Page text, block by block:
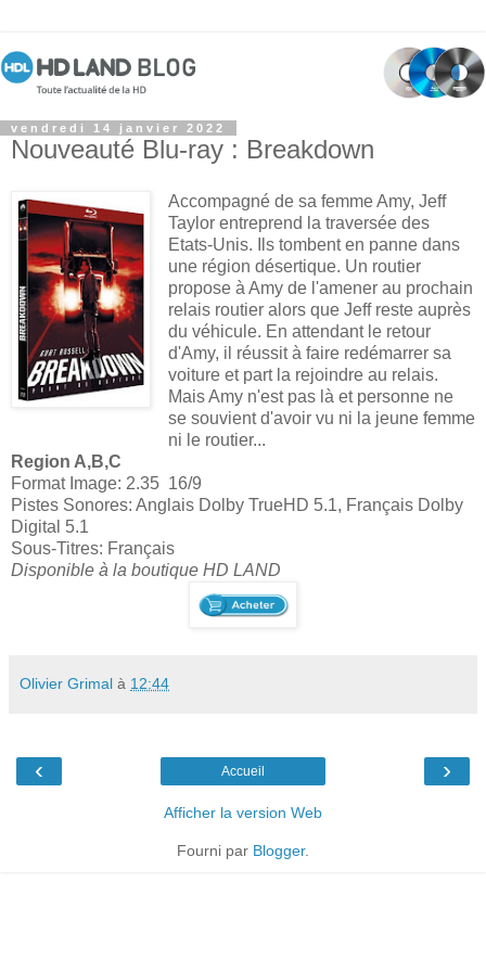
vendredi 14 janvier 2022
Nouveauté Blu-ray : Breakdown
Accompagné de sa femme Amy, Jeff
Taylor entreprend la traversée des
Etats-Unis. Ils tombent en panne dans
une région désertique. Un routier
propose à Amy de l'amener au prochain
relais routier alors que Jeff reste auprès
du véhicule. En attendant le retour
d'Amy, il réussit à faire redémarrer sa
voiture et part la rejoindre au relais.
Mais Amy n'est pas là et personne ne
se souvient d'avoir vu ni la jeune femme
ni le routier...
Region A,B,C
Format Image: 2.35 16/9
Pistes Sonores: Anglais Dolby TrueHD 5.1, Français Dolby
Digital 5.1
Sous-Titres: Français
Disponible à la boutique HD LAND
Olivier Grimal à 12:44
‹ ›
Accueil
Afficher la version Web
Fourni par Blogger.